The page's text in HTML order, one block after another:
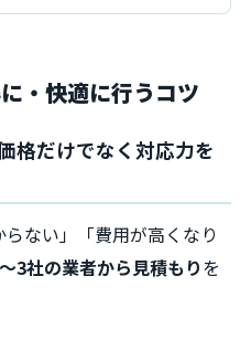
・快適に行うコツ
格だけでなく対応力を
らない」「費用が高くなり
3社の業者から見積もりを